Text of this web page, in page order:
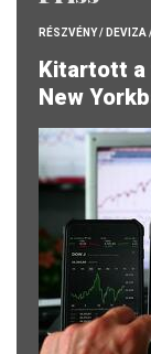
RÉSZVÉNY / DEVIZA
Kitartott a
New